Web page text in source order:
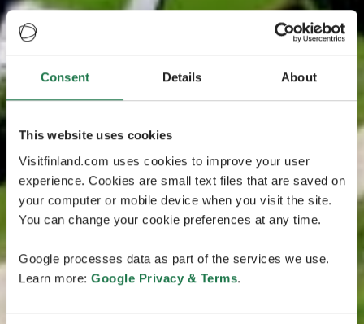
Consent Details About
This website uses cookies
Visitfinland.com uses cookies to improve your user
experience. Cookies are small text files that are saved on
your computer or mobile device when you visit the site.
You can change your cookie preferences at any time.
Google processes data as part of the services we use.
Learn more: Google Privacy & Terms.